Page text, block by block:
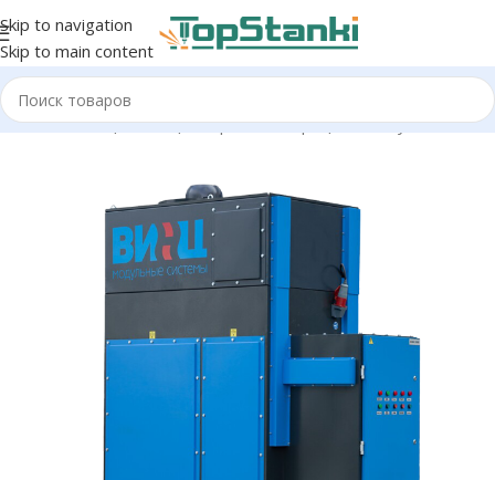
Skip to navigation
Skip to main content
вентиляция/Стационарные аспирационные установки